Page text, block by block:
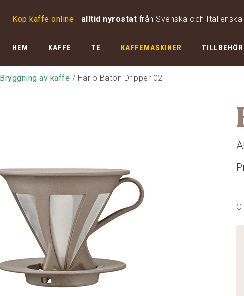
Köp kaffe online - alltid nyrostat från Svenska och
HEM KAFFE TE KAFFEMASKINER TILLBEHÖR
Bryggning av kaffe / Hario Baton Dripper 02